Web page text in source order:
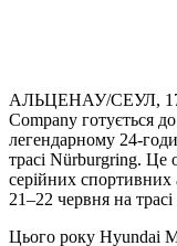
АЛЬЦЕНАУ/СЕУЛ, 17
Company готується
легендарному 24-
трасі Nürburgring. Це
серійних спортивних
21–22 червня на
Цього року Hyundai